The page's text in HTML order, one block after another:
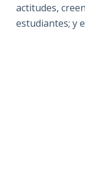
actitudes,
estudiantes; y